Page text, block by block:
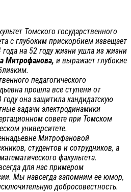
Томского государственного
с глубоким прискорбием извещает
на 52 году жизни ушла из жизни
Митрофанова, и выражает глубокие
педагогического
прошла все ступени от
она защитила кандидатскую
задачи электродинамики
совете при Томском
университете.
Митрофановой
студентов и сотрудников, а
факультета.
для нас примером
Мы навсегда запомним ее юмор,
добросовестность.